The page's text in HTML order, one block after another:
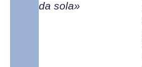
da sola»